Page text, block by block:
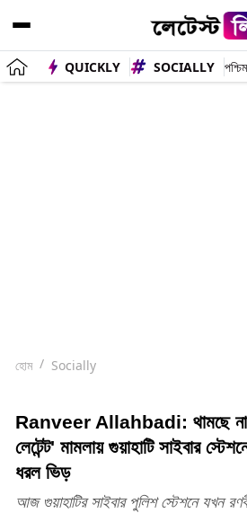
QUICKLY SOCIALLY
হোম Socially
Ranveer Allahbadi: থামছে না
লেটেন্ট' মামলায় গুয়াহাটি সাইবার
ধরল ভিড়
আজ গুয়াহাটির সাইবার পুলিশ স্টেশনে যখন